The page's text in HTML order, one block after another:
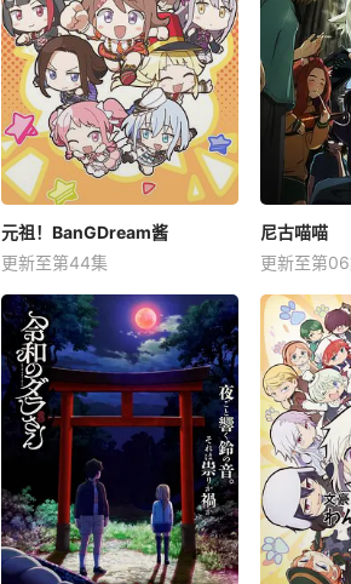
元祖！BanGDream酱
更新至第44集
尼古喵喵
更新至第